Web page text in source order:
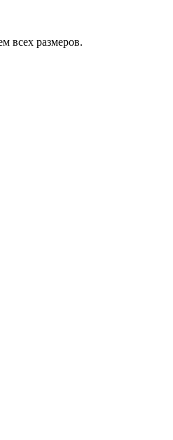
всех размеров.